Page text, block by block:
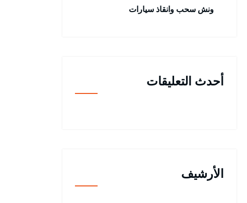
ونش سحب وانقاذ سيارات
أحدث التعليقات
الأرشيف